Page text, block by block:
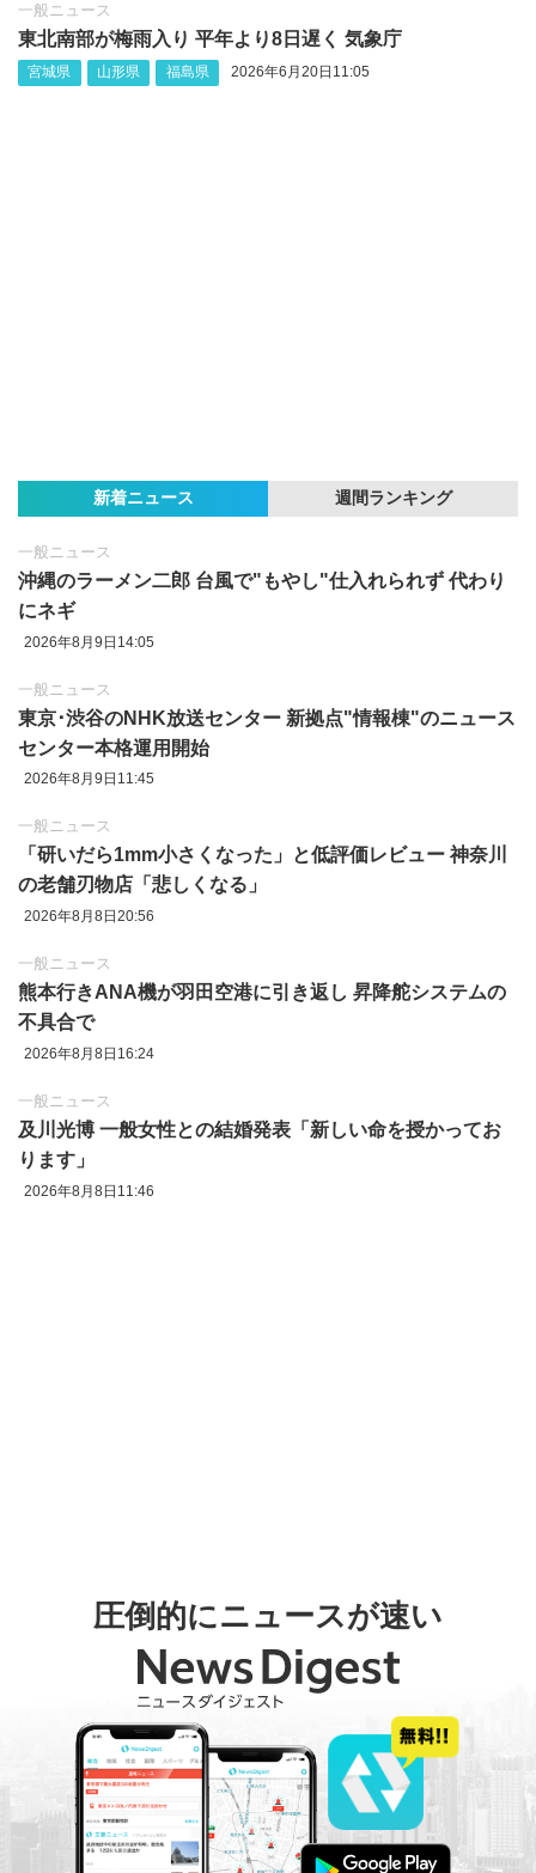
一般ニュース
東北南部が梅雨入り 平年より8日遅く 気象庁
宮城県 山形県 福島県 2026年6月20日11:05
新着ニュース 週間ランキング
一般ニュース
沖縄のラーメン二郎 台風で"もやし"仕入れられず 代わり
にネギ
2026年8月9日14:05
一般ニュース
東京‪･‬渋谷のNHK放送センター 新拠点"情報棟"のニュース
センター本格運用開始
2026年8月9日11:45
一般ニュース
「研いだら1mm小さくなった」と低評価レビュー 神奈川
の老舗刃物店「悲しくなる」
2026年8月8日20:56
一般ニュース
熊本行きANA機が羽田空港に引き返し 昇降舵システムの
不具合で
2026年8月8日16:24
一般ニュース
及川光博 一般女性との結婚発表「新しい命を授かってお
ります」
2026年8月8日11:46
圧倒的にニュースが速い